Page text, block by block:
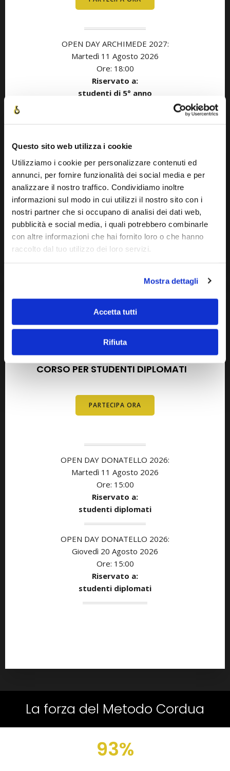
Questo sito web utilizza i cookie
Utilizziamo i cookie per personalizzare contenuti ed
annunci, per fornire funzionalità dei social media e per
analizzare il nostro traffico. Condividiamo inoltre
informazioni sul modo in cui utilizzi il nostro sito con i
nostri partner che si occupano di analisi dei dati web,
pubblicità e social media, i quali potrebbero combinarle
con altre informazioni che hai fornito loro o che hanno
raccolto dal tuo utilizzo dei loro servizi.
Mostra dettagli
Accetta tutti
Rifiuta
OPEN DAY ARCHIMEDE 2027:
Martedì 11 Agosto 2026
Ore: 18:00
Riservato a:
studenti di 5° anno
Giovedì 20 Agosto
Ore: 18:00
Riservato a:
studenti di 5° anno
con anno di diploma nel 2027
AGOSTO 2026
OPEN DAY METODO DELTA
CORSO PER STUDENTI DIPLOMATI
PARTECIPA ORA
OPEN DAY DONATELLO 2026:
Martedì 11 Agosto 2026
Ore: 15:00
Riservato a:
studenti diplomati
OPEN DAY DONATELLO 2026:
Giovedì 20 Agosto 2026
Ore: 15:00
Riservato a:
studenti diplomati
La forza del Metodo Cordua
93%